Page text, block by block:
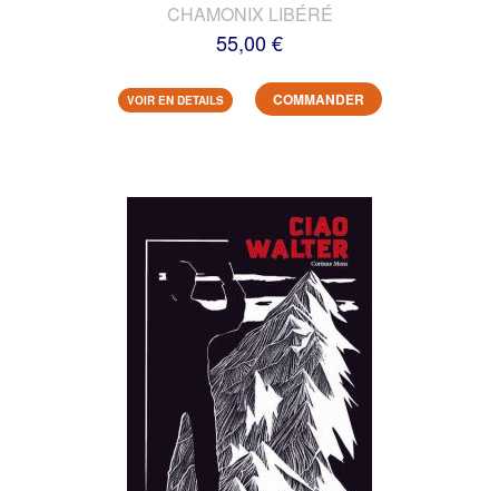
CHAMONIX LIBÉRÉ
55,00 €
VOIR EN DETAILS COMMANDER